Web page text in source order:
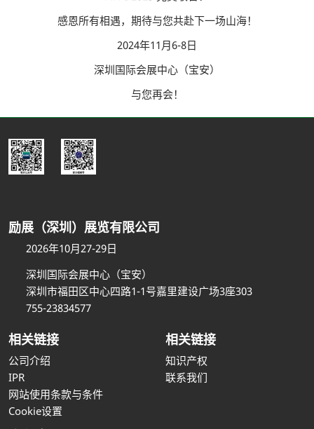
感恩所有相遇，期待与您共赴下一场山海！
2024年11月6-8日
深圳国际会展中心（宝安）
与您再会！
励展（深圳）展览有限公司
2026年10月27-29日
深圳国际会展中心（宝安）
深圳市福田区中心四路1-1号嘉里建设广场3座303
755-23834577
相关链接
公司介绍
IPR
网站使用条款与条件
Cookie设置
相关链接
知识产权
联系我们